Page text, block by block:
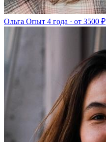
Ольга Опыт 4 года · от 3500 ₽